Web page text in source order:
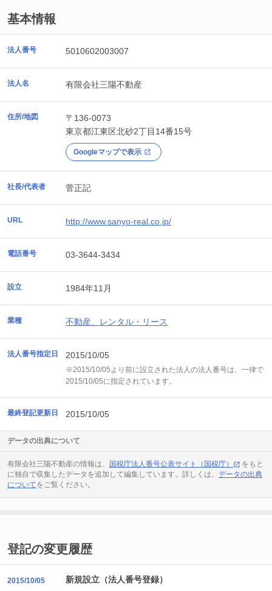
基本情報
法人番号 5010602003007
法人名 有限会社三陽不動産
住所/地図
〒136-0073
東京都江東区北砂2丁目14番15号
Googleマップで表示
社長/代表者 菅正記
URL http://www.sanyo-real.co.jp/
電話番号 03-3644-3434
設立 1984年11月
業種 不動産、レンタル・リース
法人番号指定日 2015/10/05
※2015/10/05より前に設立された法人の法人番号は、一律で
2015/10/05に指定されています。
最終登記更新日 2015/10/05
データの出典について
有限会社三陽不動産の情報は、 国税庁法人番号公表サイト（国税庁）
をもと
に独自で収集したデータを追加して編集しています。詳しくは、 データの出典
についてをご覧ください。
登記の変更履歴
2015/10/05 新規設立（法人番号登録）